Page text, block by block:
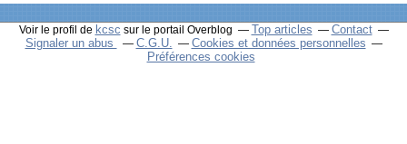
Voir le profil de kcsc sur le portail Overblog Top articles
Contact
Signaler un abus
C.G.U.
Cookies et données personnelles
Préférences cookies